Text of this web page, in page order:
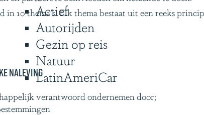
Actief
Autorijden
Gezin op reis
Natuur
LatinAmeriCar
10 thema's. Elk thema bestaat uit een reeks
naleving
verantwoord ondernemen door;